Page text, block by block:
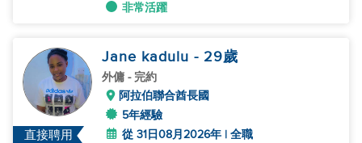
非常活躍
直接聘用
Jane kadulu - 29歲
外傭 - 完約
阿拉伯聯合酋長國
5年經驗
從 31日08月2026年 | 全職